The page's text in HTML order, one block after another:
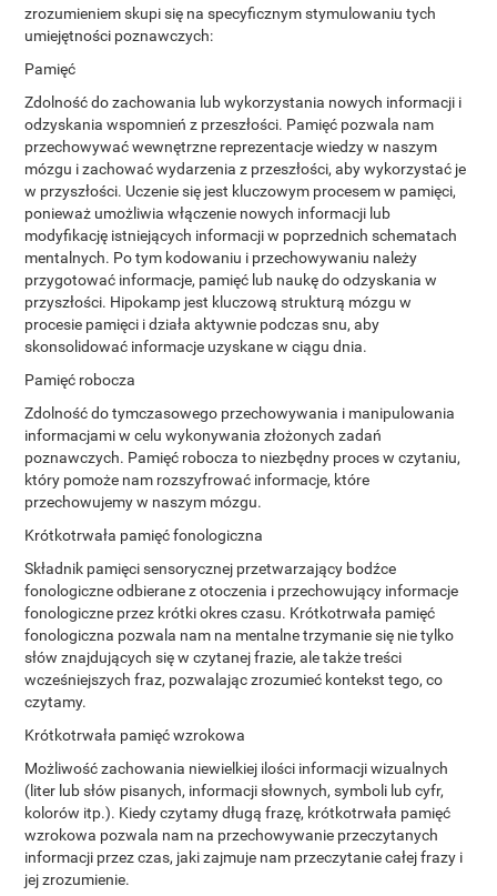
zrozumieniem skupi się na specyficznym stymulowaniu tych
umiejętności poznawczych:
Pamięć
Zdolność do zachowania lub wykorzystania nowych informacji i
odzyskania wspomnień z przeszłości. Pamięć pozwala nam
przechowywać wewnętrzne reprezentacje wiedzy w naszym
mózgu i zachować wydarzenia z przeszłości, aby wykorzystać je
w przyszłości. Uczenie się jest kluczowym procesem w pamięci,
ponieważ umożliwia włączenie nowych informacji lub
modyfikację istniejących informacji w poprzednich schematach
mentalnych. Po tym kodowaniu i przechowywaniu należy
przygotować informacje, pamięć lub naukę do odzyskania w
przyszłości. Hipokamp jest kluczową strukturą mózgu w
procesie pamięci i działa aktywnie podczas snu, aby
skonsolidować informacje uzyskane w ciągu dnia.
Pamięć robocza
Zdolność do tymczasowego przechowywania i manipulowania
informacjami w celu wykonywania złożonych zadań
poznawczych. Pamięć robocza to niezbędny proces w czytaniu,
który pomoże nam rozszyfrować informacje, które
przechowujemy w naszym mózgu.
Krótkotrwała pamięć fonologiczna
Składnik pamięci sensorycznej przetwarzający bodźce
fonologiczne odbierane z otoczenia i przechowujący informacje
fonologiczne przez krótki okres czasu. Krótkotrwała pamięć
fonologiczna pozwala nam na mentalne trzymanie się nie tylko
słów znajdujących się w czytanej frazie, ale także treści
wcześniejszych fraz, pozwalając zrozumieć kontekst tego, co
czytamy.
Krótkotrwała pamięć wzrokowa
Możliwość zachowania niewielkiej ilości informacji wizualnych
(liter lub słów pisanych, informacji słownych, symboli lub cyfr,
kolorów itp.). Kiedy czytamy długą frazę, krótkotrwała pamięć
wzrokowa pozwala nam na przechowywanie przeczytanych
informacji przez czas, jaki zajmuje nam przeczytanie całej frazy i
jej zrozumienie.